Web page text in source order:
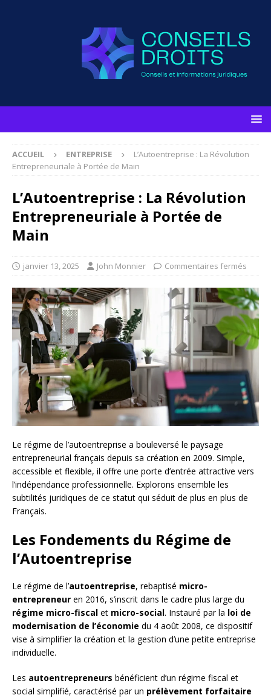
ACCUEIL ENTREPRISE
L’Autoentreprise : La Révolution
Entrepreneuriale à Portée de Main
L’Autoentreprise : La Révolution
Entrepreneuriale à Portée de
Main
janvier 13, 2025 John Monnier Commentaires fermés
Le régime de l’autoentreprise a bouleversé le paysage
entrepreneurial français depuis sa création en 2009. Simple,
accessible et flexible, il offre une porte d’entrée attractive vers
l’indépendance professionnelle. Explorons ensemble les
subtilités juridiques de ce statut qui séduit de plus en plus de
Français.
Les Fondements du Régime de
l’Autoentreprise
Le régime de l’autoentreprise, rebaptisé micro-
entrepreneur en 2016, s’inscrit dans le cadre plus large du
régime micro-fiscal et micro-social. Instauré par la loi de
modernisation de l’économie du 4 août 2008, ce dispositif
vise à simplifier la création et la gestion d’une petite entreprise
individuelle.
Les autoentrepreneurs bénéficient d’un régime fiscal et
social simplifié, caractérisé par un prélèvement forfaitaire